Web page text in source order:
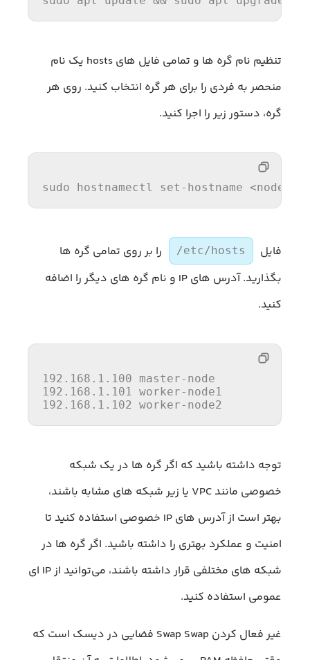
تنظیم نام گره ها و تمامی فایل های hosts یک نام
منحصر به فردی را برای هر گره انتخاب کنید. روی هر
گره، دستور زیر را اجرا کنید.
sudo hostnamectl set-hostname <node-
فایل /etc/hosts
را بر روی تمامی گره ها
بگذارید. آدرس های IP و نام گره های دیگر را اضافه
کنید.
192.168.1.100
192.168.1.101
192.168.1.102 worker-node2
توجه داشته باشید که اگر گره ها در یک شبکه
خصوصی مانند VPC یا زیر شبکه های مشابه باشند،
بهتر است از آدرس های IP خصوصی استفاده کنید تا
امنیت و عملکرد بهتری را داشته باشید. اگر گره ها در
شبکه های مختلفی قرار داشته باشند، می‌توانید از IP ای
عمومی استفاده کنید.
غیر فعال کردن Swap Swap فضایی در دیسک است که